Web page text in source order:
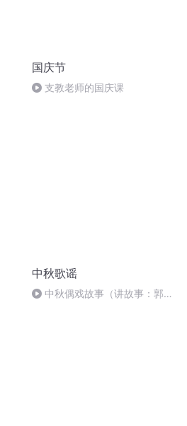
国庆节
支教老师的国庆课
中秋歌谣
中秋偶戏故事（讲故事：郭